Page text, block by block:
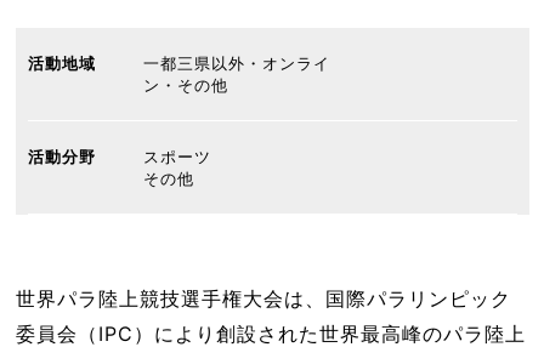
活動地域
一都三県以外・オンライ
ン・その他
活動分野
スポーツ
その他
世界パラ陸上競技選手権大会は、国際パラリンピック
委員会（IPC）により創設された世界最高峰のパラ陸上